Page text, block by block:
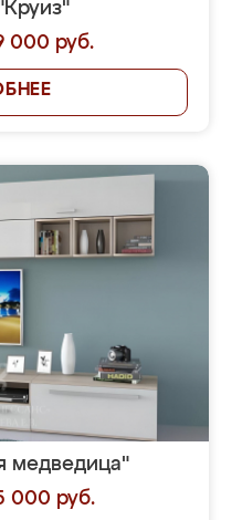
000 руб.
медведица"
000 руб.